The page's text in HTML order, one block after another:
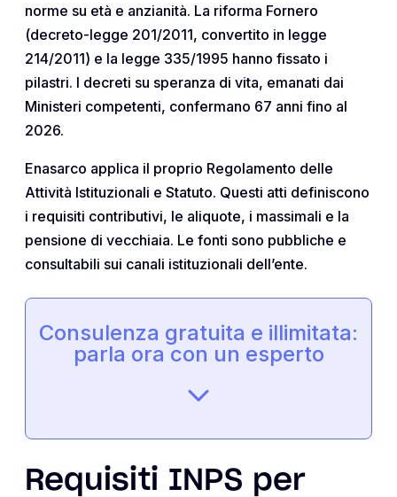
norme su età e anzianità. La riforma Fornero
(decreto-legge 201/2011, convertito in legge
214/2011) e la legge 335/1995 hanno fissato i
pilastri. I decreti su speranza di vita, emanati dai
Ministeri competenti, confermano 67 anni fino al
2026.
Enasarco applica il proprio Regolamento delle
Attività Istituzionali e Statuto. Questi atti definiscono
i requisiti contributivi, le aliquote, i massimali e la
pensione di vecchiaia. Le fonti sono pubbliche e
consultabili sui canali istituzionali dell’ente.
Consulenza gratuita e illimitata:
parla ora con un esperto
Requisiti INPS per